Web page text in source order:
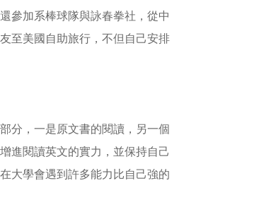
參加系棒球隊與詠春拳社，從中
至美國自助旅行，不但自己安排
分，一是原文書的閱讀，另一個
進閱讀英文的實力，並保持自己
大學會遇到許多能力比自己強的